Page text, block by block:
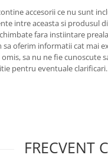
accesorii ce nu sunt
intre aceasta si produsul
fara instiintare
oferim informatii cat mai
sa nu ne fie cunoscute
pentru eventuale clarificari.
FRECVENT